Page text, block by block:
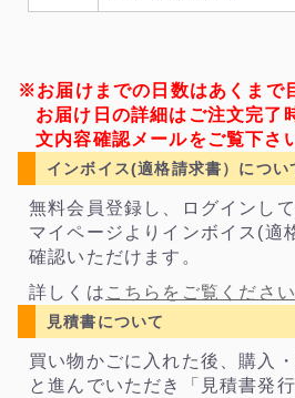
※お届けまでの日数はあくまで
お届け日の詳細はご注文完了
文内容確認メールをご覧下さ
インボイス(適格請求書）につい
無料会員登録し、ログインし
マイページよりインボイス(適
確認いただけます。
詳しくは こちらをご覧ください
見積書について
買い物かごに入れた後、購入
と進んでいただき「見積書発